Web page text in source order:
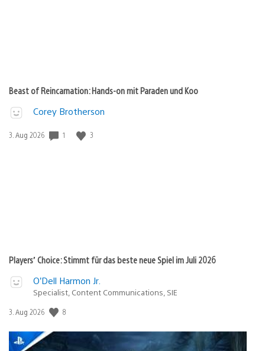
Beast of Reincarnation: Hands-on mit Paraden und Koo
Corey Brotherson
Veröffentlichungsdatum:
3. Aug 2026 1 3
Players’ Choice: Stimmt für das beste neue Spiel im Juli 2026
O’Dell Harmon Jr.
Specialist, Content Communications, SIE
Veröffentlichungsdatum:
3. Aug 2026 8